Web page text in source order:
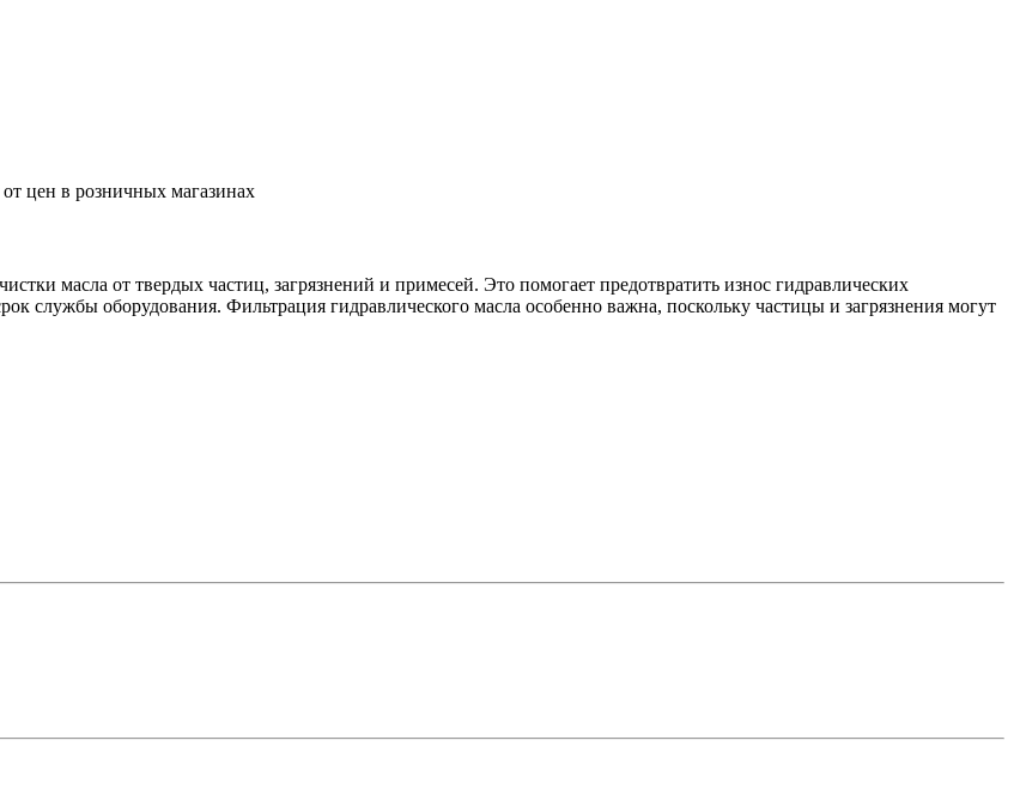
цен в розничных магазинах
масла от твердых частиц, загрязнений и примесей. Это помогает предотвратить износ гидравлических
службы оборудования. Фильтрация гидравлического масла особенно важна, поскольку частицы и загрязнения могут